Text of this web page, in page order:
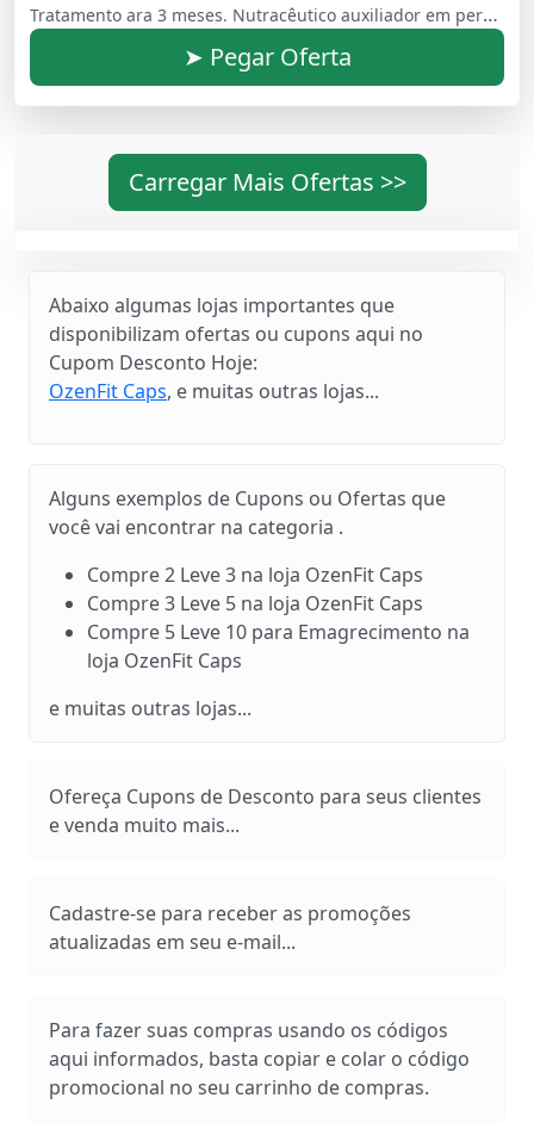
Tratamento ara 3 meses. Nutracêutico auxiliador em perda de peso, emagrecedor natural, redutor de medidas. Composição : Phisilium, Curcuma, Guaraná em pó, Triptofano, Ácido Clorogenico, Piperina, Antocianinas, Picolinato de Cromo.
➤ Pegar Oferta
Carregar Mais Ofertas >>
Abaixo algumas lojas importantes que
disponibilizam ofertas ou cupons aqui no
Cupom Desconto Hoje:
OzenFit Caps, e muitas outras lojas...
Alguns exemplos de Cupons ou Ofertas que
você vai encontrar na categoria .
Compre 2 Leve 3 na loja OzenFit Caps
Compre 3 Leve 5 na loja OzenFit Caps
Compre 5 Leve 10 para Emagrecimento na
loja OzenFit Caps
e muitas outras lojas...
Ofereça Cupons de Desconto para seus clientes
e venda muito mais...
Cadastre-se para receber as promoções
atualizadas em seu e-mail...
Para fazer suas compras usando os códigos
aqui informados, basta copiar e colar o código
promocional no seu carrinho de compras.